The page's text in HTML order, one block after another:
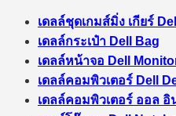
เดลล์ชุดเกมส์มิ่ง เกียร์
เดลล์กระเป๋า Dell Bag
เดลล์หน้าจอ Dell
เดลล์คอมพิวเตอร์ Dell
เดลล์คอมพิวเตอร์ ออล